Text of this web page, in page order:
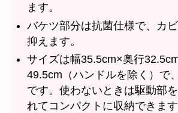
ます。
バケツ部分は抗菌仕様で、カ
抑えます。
サイズは幅35.5cm×奥行
49.5cm（ハンドルを除く）で
です。使わないときは駆動部
れてコンパクトに収納できます